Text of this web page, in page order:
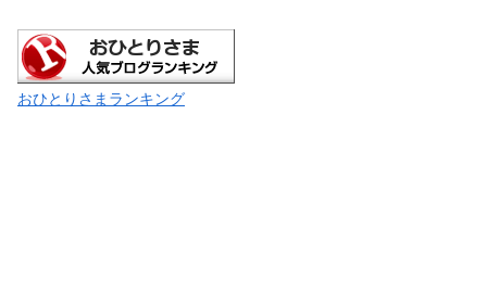
おひとりさまランキング